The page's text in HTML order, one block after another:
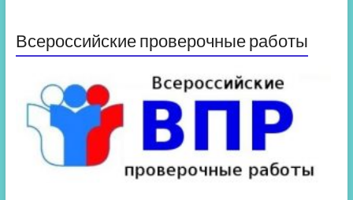
Всероссийские проверочные работы